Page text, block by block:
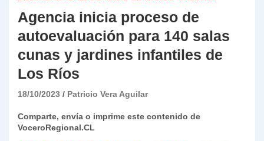
Agencia inicia proceso de
autoevaluación para 140 salas
cunas y jardines infantiles de
Los Ríos
18/10/2023 Patricio Vera Aguilar
Comparte, envía o imprime este contenido de
VoceroRegional.CL